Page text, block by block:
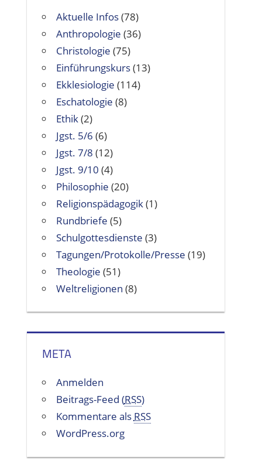
Aktuelle Infos(78)
Anthropologie (36)
Christologie (75)
Einführungskurs(13)
Ekklesiologie (114)
Eschatologie (8)
Ethik(2)
Jgst. 5/6 (6)
Jgst. 7/8 (12)
Jgst. 9/10 (4)
Philosophie (20)
Religionspädagogik(1)
Rundbriefe (5)
Schulgottesdienste (3)
Tagungen/Protokolle/Presse (19)
Theologie (51)
Weltreligionen (8)
META
Anmelden
Beitrags-Feed (RSS)
Kommentare als RSS
WordPress.org